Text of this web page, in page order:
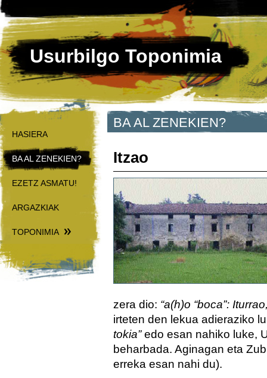
Usurbilgo Toponimia
HASIERA
BA AL ZENEKIEN?
EZETZ ASMATU!
ARGAZKIAK
TOPONIMIA
BA AL ZENEKIEN?
Itzao
zera dio: “a(h)o “boca”:
irteten den lekua adieraziko
tokia”edo esan nahiko luke,
beharbada. Aginagan eta
erreka esan nahi du).